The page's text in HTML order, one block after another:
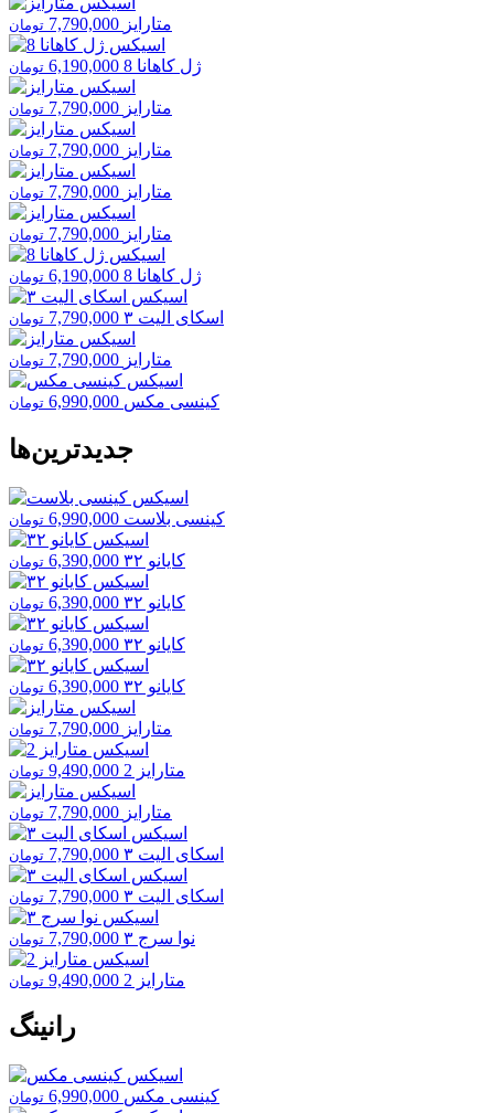
متارایز 7,790,000 تومان
ژل کاهانا 8 6,190,000 تومان
متارایز 7,790,000 تومان
متارایز 7,790,000 تومان
متارایز 7,790,000 تومان
متارایز 7,790,000 تومان
ژل کاهانا 8 6,190,000 تومان
اسکای الیت ۳ 7,790,000 تومان
متارایز 7,790,000 تومان
کینسی مکس 6,990,000 تومان
جدیدترین‌ها
کینسی بلاست 6,990,000 تومان
کایانو ۳۲ 6,390,000 تومان
کایانو ۳۲ 6,390,000 تومان
کایانو ۳۲ 6,390,000 تومان
کایانو ۳۲ 6,390,000 تومان
متارایز 7,790,000 تومان
متارایز 2 9,490,000 تومان
متارایز 7,790,000 تومان
اسکای الیت ۳ 7,790,000 تومان
اسکای الیت ۳ 7,790,000 تومان
نوا سرج ۳ 7,790,000 تومان
متارایز 2 9,490,000 تومان
رانینگ
کینسی مکس 6,990,000 تومان